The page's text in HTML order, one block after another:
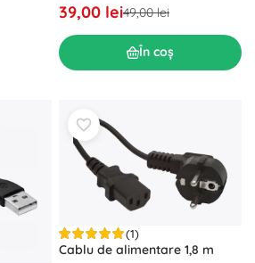
39,00 lei49,00 lei
În coș
(1)
Cablu de alimentare 1,8 m